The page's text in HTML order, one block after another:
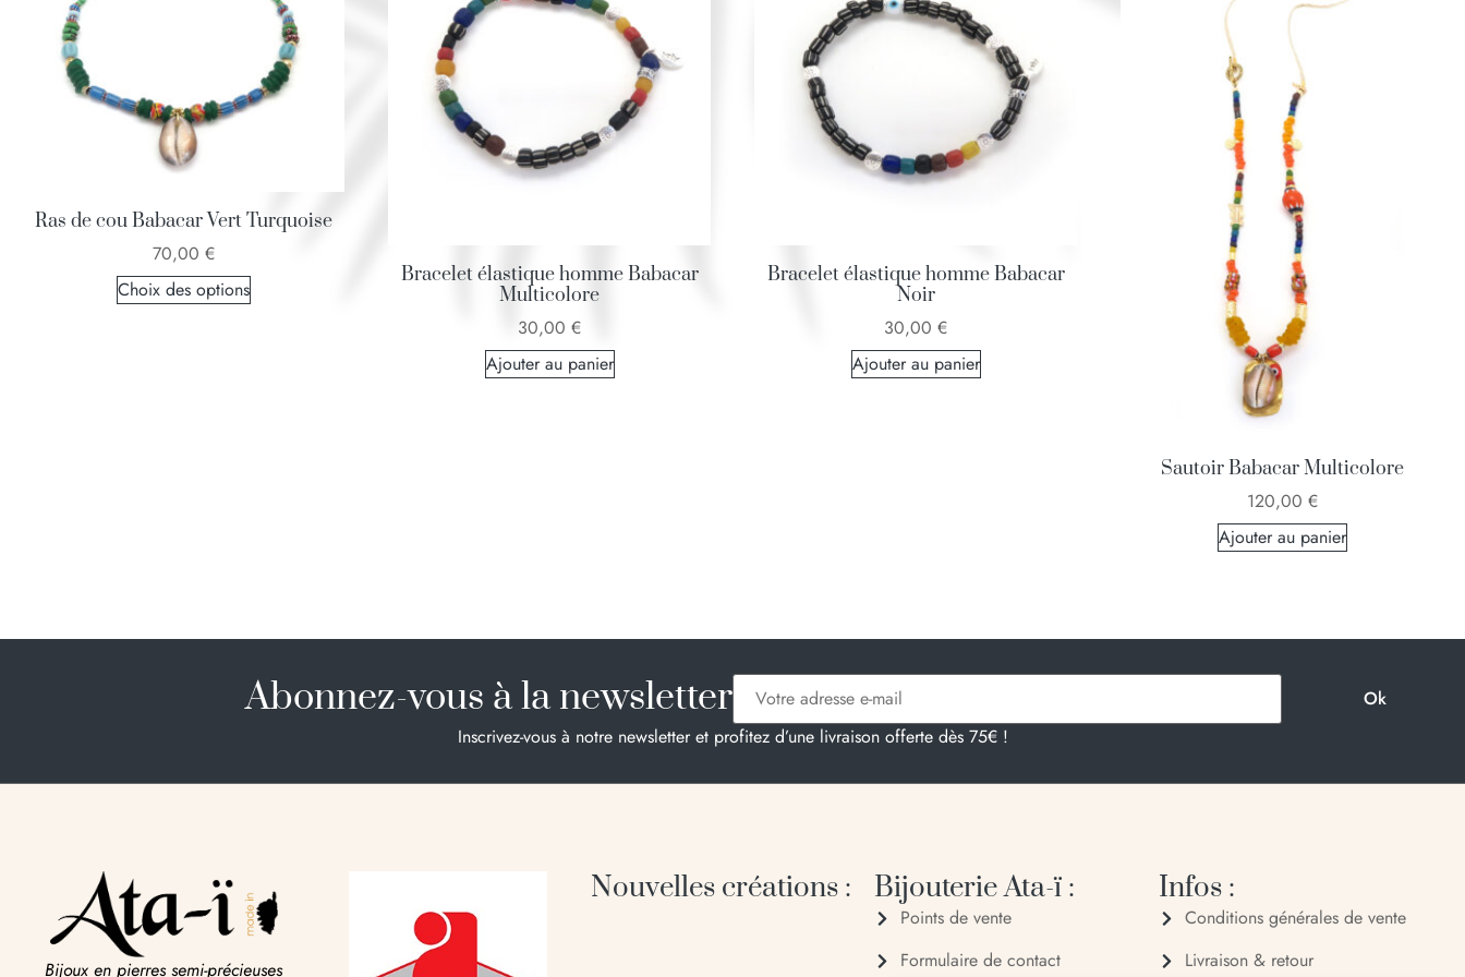
Ras de cou Babacar Vert Turquoise
70,00 €
Choix des options
Bracelet élastique homme Babacar
Multicolore
30,00 €
Ajouter au panier
Bracelet élastique homme Babacar
Noir
30,00 €
Ajouter au panier
Sautoir Babacar Multicolore
120,00 €
Ajouter au panier
Abonnez-vous à la newsletter
Inscrivez-vous à notre newsletter et profitez d’une livraison offerte dès 75€ !
Bijoux en pierres semi-précieuses
Nouvelles créations : Bijouterie Ata-ï :
Points de vente
Formulaire de contact
Infos :
Conditions générales de vente
Livraison & retour